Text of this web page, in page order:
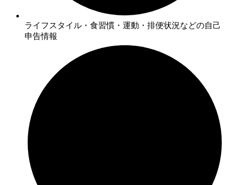
ライフスタイル・食習慣・運動・排便状況などの自己
申告情報